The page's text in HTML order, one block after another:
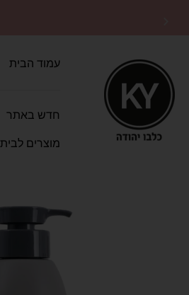
עמוד הבית
חדש באתר
מוצרים לבית